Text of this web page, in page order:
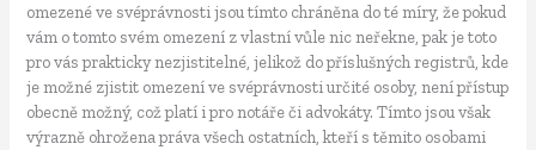
omezené ve svéprávnosti jsou tímto chráněna do té míry, že pokud
vám o tomto svém omezení z vlastní vůle nic neřekne, pak je toto
pro vás prakticky nezjistitelné, jelikož do příslušných registrů, kde
je možné zjistit omezení ve svéprávnosti určité osoby, není přístup
obecně možný, což platí i pro notáře či advokáty. Tímto jsou však
výrazně ohrožena práva všech ostatních, kteří s těmito osobami